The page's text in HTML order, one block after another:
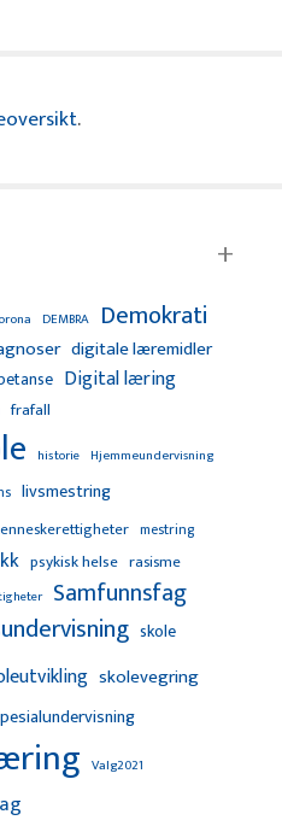
.
DEMBRA Demokrati
digitale læremidler
Digital læring
frafall
historie Hjemmeundervisning
livsmestring
mestring
psykisk helse rasisme
Samfunnsfag
skole
skolevegring
Valg2021